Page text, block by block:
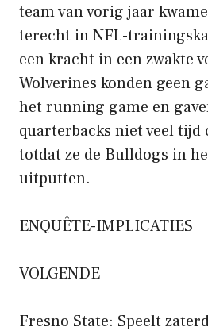
team van vorig jaar
terecht in NFL-
een kracht in een zwakte
Wolverines konden geen
het running game en
quarterbacks niet veel tijd
totdat ze de Bulldogs in
uitputten.
ENQUÊTE-IMPLICATIES
VOLGENDE
Fresno State: Speelt